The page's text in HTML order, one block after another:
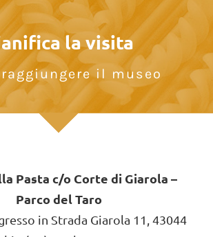
la visita
raggiungere il museo
Pasta c/o Corte di Giarola –
Parco del Taro
in Strada Giarola 11, 43044